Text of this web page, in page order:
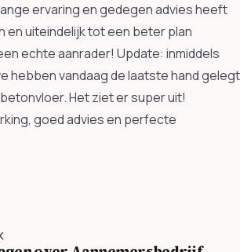
ervaring en gedegen advies heeft
en uiteindelijk tot een beter plan
echte aanrader! Update: inmiddels
hebben vandaag de laatste hand gelegt
Het ziet er super uit!
goed advies en perfecte